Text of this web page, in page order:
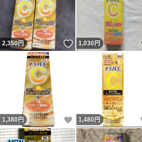
2,350円 いいね！
1,030円
1,380 円 いいね！
1,480 円